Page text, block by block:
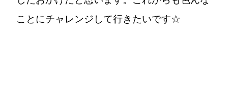
ことにチャレンジして行きたいです☆